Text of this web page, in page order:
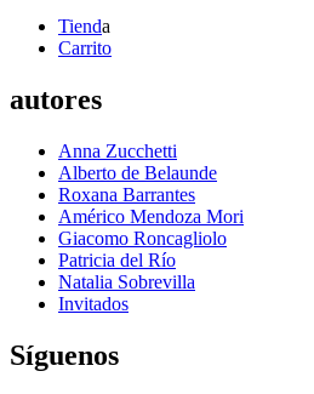
Tienda
Carrito
autores
Anna Zucchetti
Alberto de Belaunde
Roxana Barrantes
Américo Mendoza Mori
Giacomo Roncagliolo
Patricia del Río
Natalia Sobrevilla
Invitados
Síguenos